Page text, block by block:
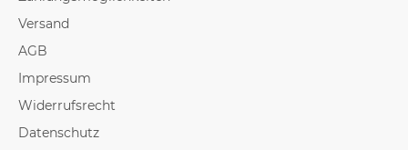
Versand
AGB
Impressum
Widerrufsrecht
Datenschutz